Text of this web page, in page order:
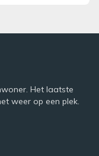
Het laatste
weer op een plek.